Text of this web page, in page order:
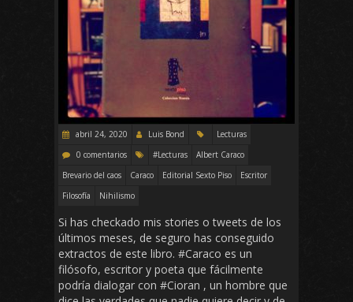
abril 24, 2020 Luis Bond
Lecturas
0 comentarios
#Lecturas
Albert Caraco
Brevario del caos
Caraco Editorial Sexto Piso
Escritor
Filosofía
Nihilismo
Si has checkado mis stories o tweets de los
últimos meses, de seguro has conseguido
extractos de este libro. #Caraco es un
filósofo, escritor y poeta que fácilmente
podría dialogar con #Cioran , un hombre que